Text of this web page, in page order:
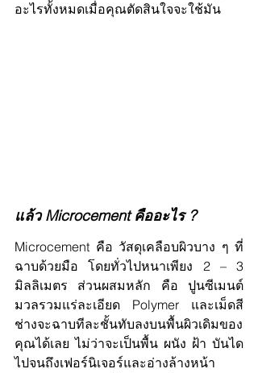
อะไรทั้งหมดเมื่อคุณตัดสินใจจะใช้มัน
แล้ว Microcement คืออะไร ?
Microcement คือ วัสดุเคลือบผิวบาง ๆ ที่
ฉาบด้วยมือ โดยทั่วไปหนาเพียง 2 – 3
มิลลิเมตร ส่วนผสมหลัก คือ ปูนซีเมนต์
มวลรวมแร่ละเอียด Polymer และเม็ดสี
ช่างจะฉาบทีละชั้นทับลงบนพื้นผิวเดิมของ
คุณได้เลย ไม่ว่าจะเป็นพื้น ผนัง ฝ้า บันได
ไปจนถึงเฟอร์นิเจอร์และอ่างล้างหน้า